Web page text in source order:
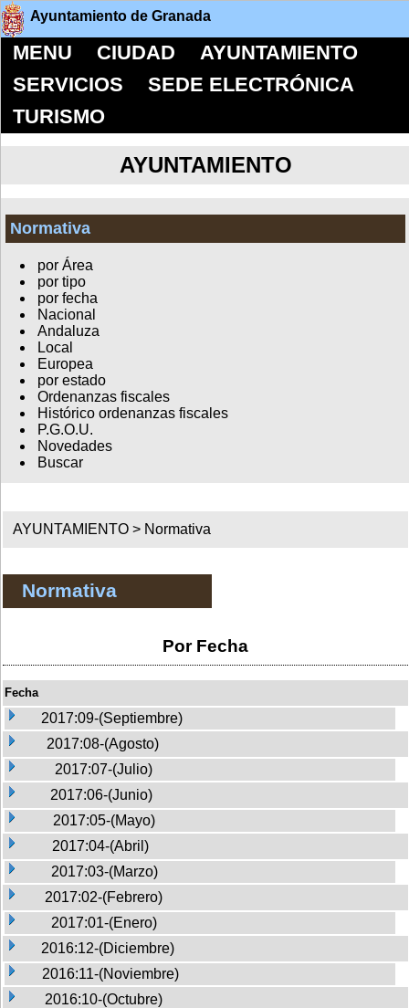
Ayuntamiento de Granada
MENU CIUDAD
AYUNTAMIENTO
SERVICIOS
SEDE ELECTRÓNICA
TURISMO
AYUNTAMIENTO
Normativa
por Área
por tipo
por fecha
Nacional
Andaluza
Local
Europea
por estado
Ordenanzas fiscales
Histórico ordenanzas fiscales
P.G.O.U.
Novedades
Buscar
AYUNTAMIENTO > Normativa
Normativa
Por Fecha
Fecha
2017:09-(Septiembre)
2017:08-(Agosto)
2017:07-(Julio)
2017:06-(Junio)
2017:05-(Mayo)
2017:04-(Abril)
2017:03-(Marzo)
2017:02-(Febrero)
2017:01-(Enero)
2016:12-(Diciembre)
2016:11-(Noviembre)
2016:10-(Octubre)